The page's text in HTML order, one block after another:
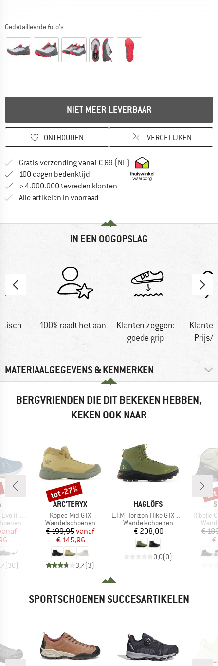
Gedetailleerde foto's
NIET MEER LEVERBAAR
ONTHOUDEN VERGELIJKEN
Gratis verzending vanaf € 69 (NL) Vind hier de
100 dagen bedenktijd Vind de betalingsinformatie hier!
> 4.000.000 tevreden klanten
Alle artikelen in voorraad
IN EEN OOGOPSLAG
100% raadt het aan
Klanten zeggen:
goede grip
Prijs/
MATERIAALGEGEVENS & KENMERKEN
BERGVRIENDEN DIE DIT BEKEKEN HEBBEN,
KEKEN OOK NAAR
II GTX
prijs
+4
(30)
MERK
ARC'TERYX
Artikel
Kopec Mid GTX
Productgroep
Wandelschoenen
Prijs
€ 199,95Verlaagde prijs
vanaf
€ 145,96
3,7(3)
Korting
tot -27%
MERK
HAGLÖFS
Artikel
L.I.M Horizon Hike GTX Mid
Productgroep
Wandelschoenen
Prijs
€ 208,00
0,0(0)
Artikel
Ribelle
€
€
SPORTSCHOENEN SUCCESARTIKELEN